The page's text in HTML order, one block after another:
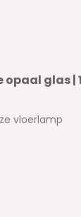
glas | 1
vloerlamp